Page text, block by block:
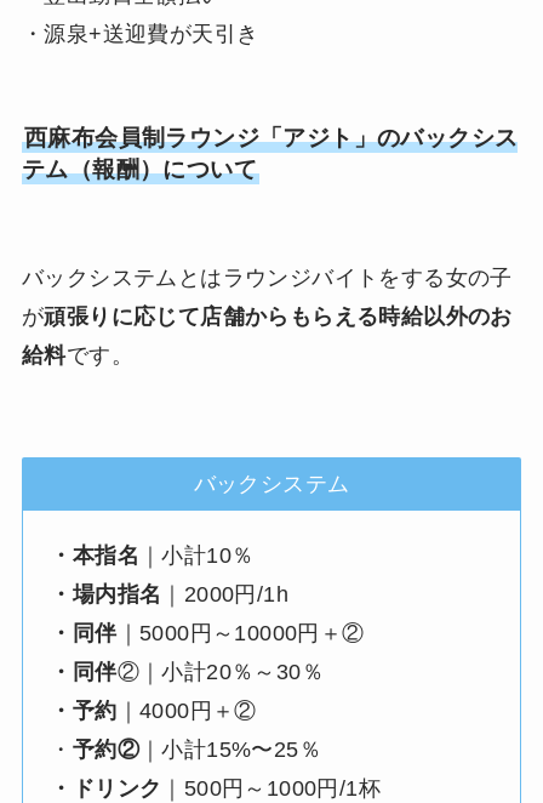
・源泉+送迎費が天引き
西麻布会員制ラウンジ「アジト」のバックシス
テム（報酬）について
バックシステムとはラウンジバイトをする女の子
が頑張りに応じて店舗からもらえる時給以外のお
給料です。
バックシステム
・本指名 ｜小計10％
・場内指名
｜2000円/1h
・同伴｜5000円～10000円＋②
・同伴②｜小計20％～30％
・予約 ｜4000円＋②
・ 予約②｜小計15%〜25％
・ドリンク
｜500円～1000円/1杯